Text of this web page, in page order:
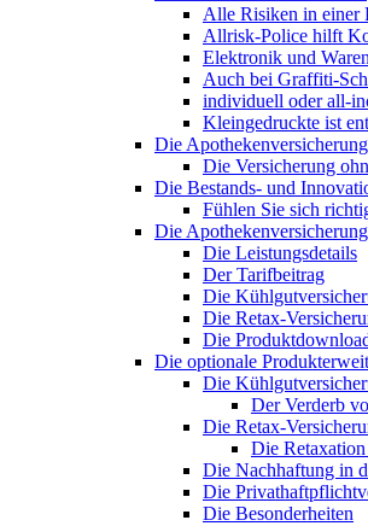
Alle Risiken in einer
Allrisk-Police hilft
Elektronik und
Auch bei Graffiti-
individuell oder all-
Kleingedruckte ist
Die
Die Versicherung
Die Bestands- und
Fühlen Sie sich
Die
Die Leistungsdetails
Der Tarifbeitrag
Die
Die Retax-
Die
Die optionale
Die
Der Verderb
Die Retax-
Die
Die Nachhaftung in
Die
Die Besonderheiten